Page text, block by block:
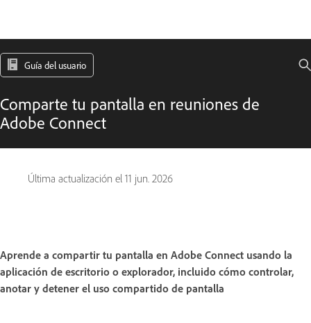
Guía del usuario
Comparte tu pantalla en reuniones de
Adobe Connect
Última actualización el 11 jun. 2026
Aprende a compartir tu pantalla en Adobe Connect usando la
aplicación de escritorio o explorador, incluido cómo controlar,
anotar y detener el uso compartido de pantalla